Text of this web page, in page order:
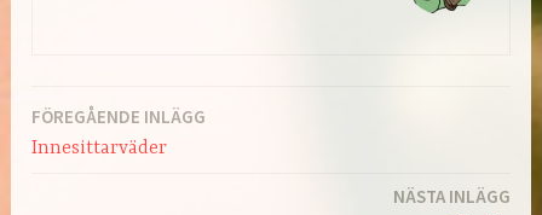
Inläggsnavigering
FÖREGÅENDE INLÄGG
Innesittarväder
NÄSTA INLÄGG